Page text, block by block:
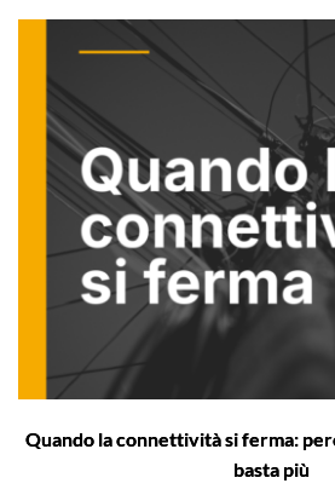
Quando la connettività si ferma:
basta più